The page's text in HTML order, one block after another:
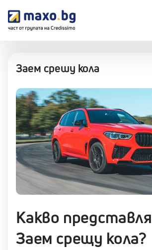
Заем срешу кола
Какво
Заем срещу кола?